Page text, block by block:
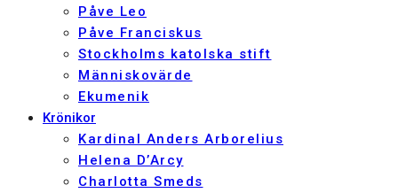
Påve Leo
Påve Franciskus
Stockholms katolska stift
Människovärde
Ekumenik
Krönikor
Kardinal Anders Arborelius
Helena D’Arcy
Charlotta Smeds